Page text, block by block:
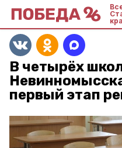
В четырёх
первый этап